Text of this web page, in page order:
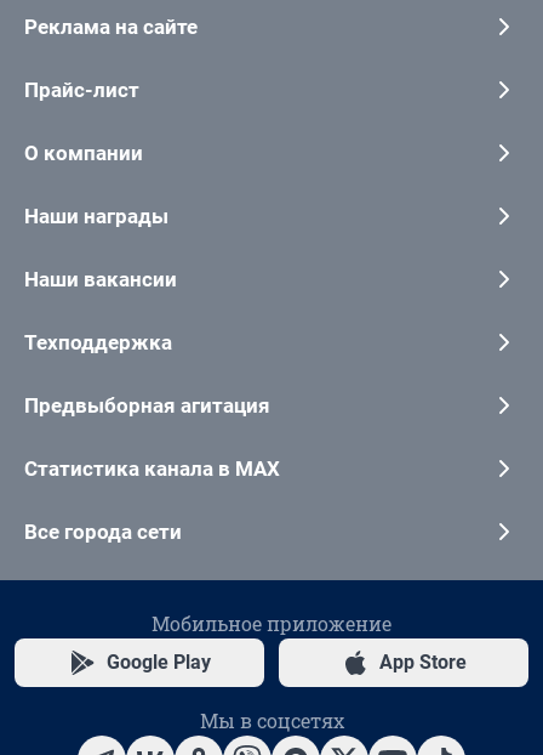
Реклама на сайте
Прайс-лист
О компании
Наши награды
Наши вакансии
Техподдержка
Предвыборная агитация
Статистика канала в MAX
Все города сети
Мобильное приложение
Google Play App Store
Мы в соцсетях